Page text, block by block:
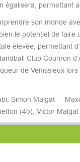
permettant
son monde
le potentiel de
élevée, permettant
Club Cournon
de Venissieux
Simon Malgat –
(4b), Victor